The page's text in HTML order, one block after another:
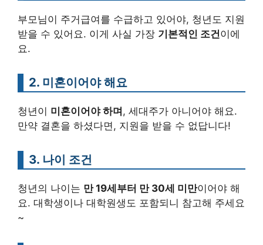
부모님이 주거급여를 수급하고 있어야, 청년도 지원
받을 수 있어요. 이게 사실 가장 기본적인 조건이에
요.
2. 미혼이어야 해요
청년이 미혼이어야 하며, 세대주가 아니어야 해요.
만약 결혼을 하셨다면, 지원을 받을 수 없답니다!
3. 나이 조건
청년의 나이는 만 19세부터 만 30세 미만이어야 해
요. 대학생이나 대학원생도 포함되니 참고해 주세요
~